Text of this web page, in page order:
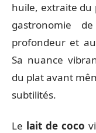
huile, extraite du
gastronomie
profondeur et
Sa nuance
du plat avant
subtilités.
Le lait de coco